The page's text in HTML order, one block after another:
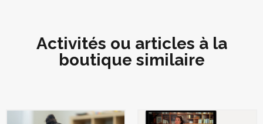
Activités ou articles à la
boutique similaire